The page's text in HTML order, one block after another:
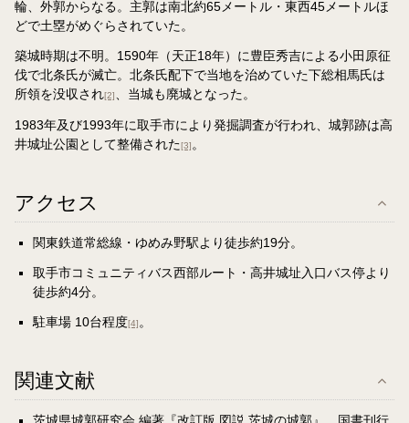
輪、外郭からなる。主郭は南北約65メートル・東西45メートルほ
どで土塁がめぐらされていた。
築城時期は不明。1590年（天正18年）に豊臣秀吉による小田原征
伐で北条氏が滅亡。北条氏配下で当地を治めていた下総相馬氏は
所領を没収され[2] 、当城も廃城となった。
1983年及び1993年に取手市により発掘調査が行われ、城郭跡は高
井城址公園として整備された[3] 。
アクセス
関東鉄道常総線・ゆめみ野駅より徒歩約19分。
取手市コミュニティバス西部ルート・高井城址入口バス停より
徒歩約4分。
駐車場 10台程度[4] 。
関連文献
茨城県城郭研究会 編著『改訂版 図説 茨城の城郭』、国書刊行